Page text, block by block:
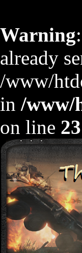
Warning
already
/www/
in /www/
on line 23